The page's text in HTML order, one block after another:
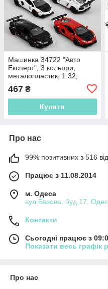
Машинка 34722 "Авто
Експерт", 3 кольори,
металопластик, 1:32,
відчиняються двері,
багажник,
467 ₴
Купити
Про нас
99% позитивних з 516
Працює з 11.08.2014
м. Одеса
вул.Базова, буд.17,
Контакти
Сьогодні працює з
Показати весь графік
Про нас